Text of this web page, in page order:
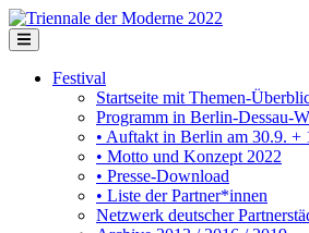
Festival
Startseite mit Themen-
Programm in Berlin-Dessau-
• Auftakt in Berlin am 30.9. +
• Motto und Konzept 2022
• Presse-Download
• Liste der Partner*innen
Netzwerk deutscher